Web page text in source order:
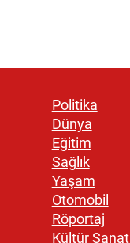
Politika
Dünya
Eğitim
Sağlık
Yaşam
Otomobil
Röportaj
Kültür Sanat